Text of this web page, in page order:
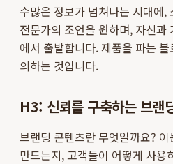
수많은 정보가 넘쳐나는 시대에
전문가의 조언을 원하며, 자신
에서 출발합니다. 제품을 파는
의하는 것입니다.
H3: 신뢰를 구축하는 브랜
브랜딩 콘텐츠란 무엇일까요?
만드는지, 고객들이 어떻게 사